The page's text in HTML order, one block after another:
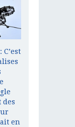
des
en